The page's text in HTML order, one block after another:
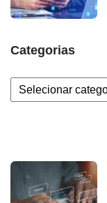
Categorias